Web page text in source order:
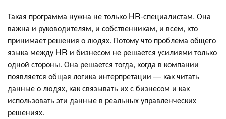
Такая программа нужна не только HR-специалистам. Она
важна и руководителям, и собственникам, и всем, кто
принимает решения о людях. Потому что проблема общего
языка между HR и бизнесом не решается усилиями только
одной стороны. Она решается тогда, когда в компании
появляется общая логика интерпретации — как читать
данные о людях, как связывать их с бизнесом и как
использовать эти данные в реальных управленческих
решениях.